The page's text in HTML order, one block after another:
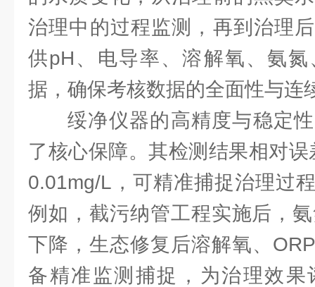
治理中的过程监测，再到治理
供pH、电导率、溶解氧、氨
据，确保考核数据的全面性与连
绥净仪器的高精度与稳定
了核心保障。其检测结果相对
0.01mg/L，可精准捕捉治理过
例如，截污纳管工程实施后，
下降，生态修复后溶解氧、
备精准监测捕捉，为治理效